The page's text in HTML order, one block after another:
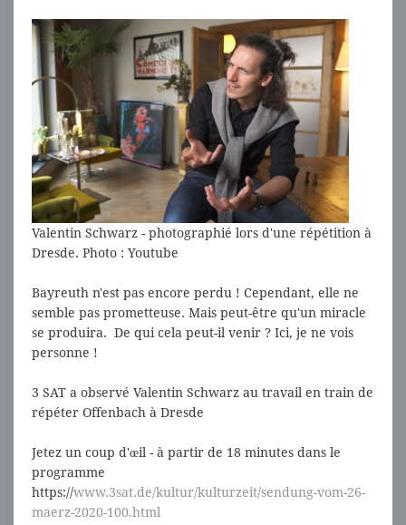
Valentin Schwarz - photographié lors d'une répétition à
Dresde. Photo : Youtube
Bayreuth n'est pas encore perdu ! Cependant, elle ne
semble pas prometteuse. Mais peut-être qu'un miracle
se produira. De qui cela peut-il venir ? Ici, je ne vois
personne !
3 SAT a observé Valentin Schwarz au travail en train de
répéter Offenbach à Dresde
Jetez un coup d'œil - à partir de 18 minutes dans le
programme
https://www.3sat.de/kultur/kulturzeit/sendung-vom-26-
maerz-2020-100.html